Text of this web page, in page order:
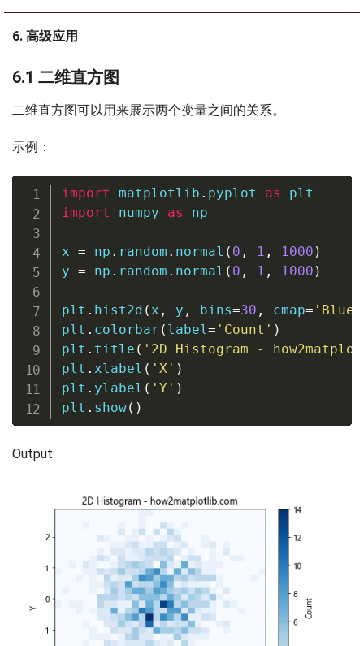
6. 高级应用
6.1 二维直方图
二维直方图可以用来展示两个变量之间的关系。
示例：
import matplotlib . pyplot as
import numpy as np
x = np . random . normal ( 0 , 1 , 1000 )
y = np . random . normal ( 0 , 1 , 1000 )
plt . hist2d ( x , y , bins=30 , cmap=
plt . colorbar ( label= 'Count' )
plt . title ( '2D Histogram -
plt . xlabel ( 'X' )
plt . ylabel ( 'Y' )
plt . show( )
Output: